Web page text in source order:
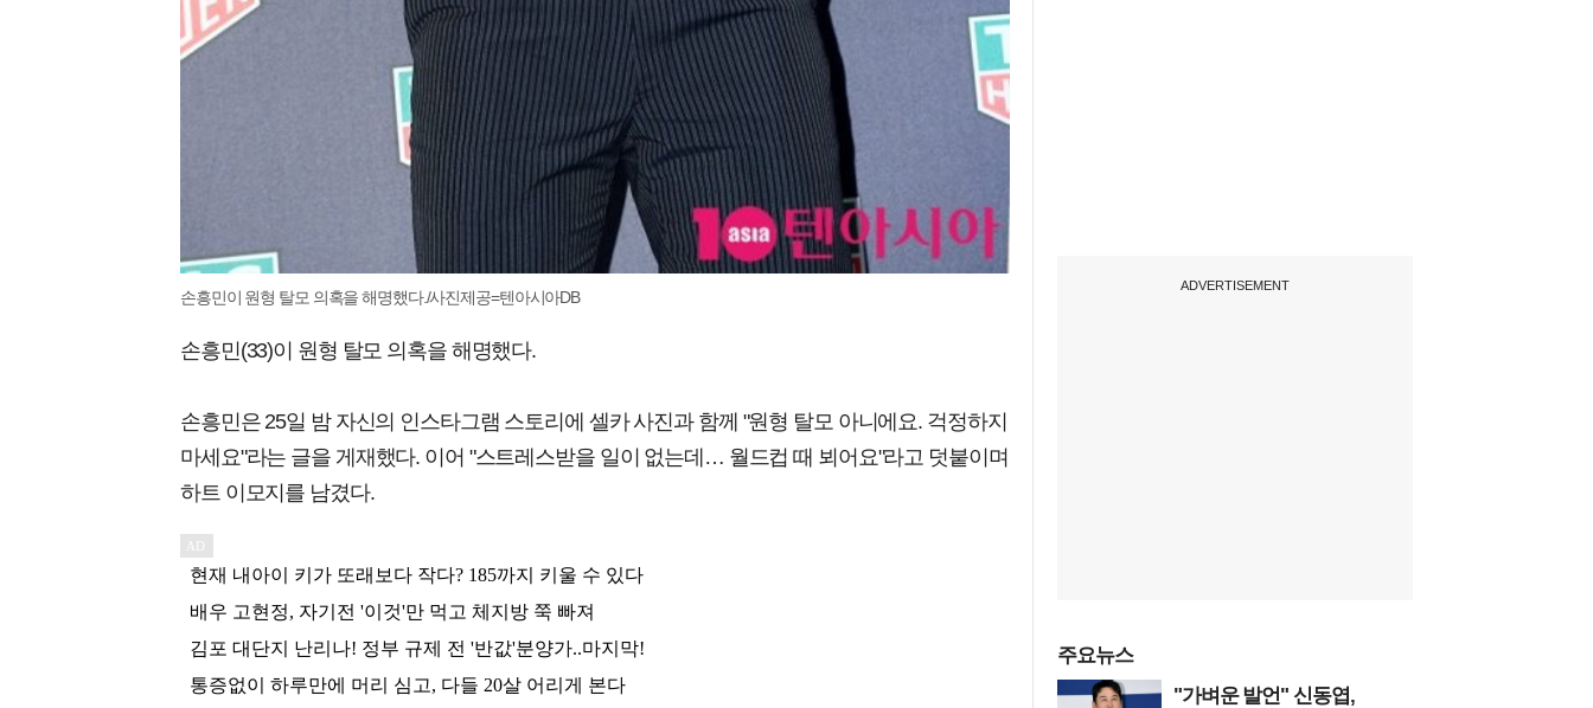
손흥민이 원형 탈모 의혹을 해명했다./사진제공=텐아시아DB
손흥민(33)이 원형 탈모 의혹을 해명했다.
손흥민은 25일 밤 자신의 인스타그램 스토리에 셀카 사진과 함께 "원형 탈모 아니에요. 걱정하지
마세요"라는 글을 게재했다. 이어 "스트레스받을 일이 없는데… 월드컵 때 뵈어요"라고 덧붙이며
하트 이모지를 남겼다.
ADVERTISEMENT
주요뉴스
"가벼운 발언" 신동엽,